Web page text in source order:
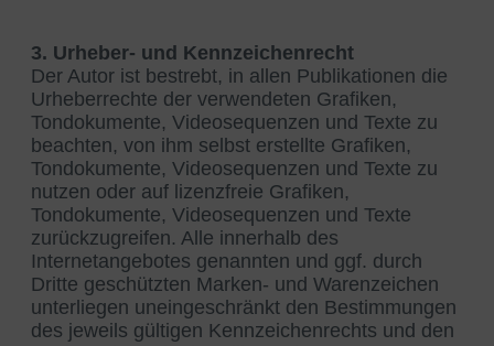
3. Urheber- und Kennzeichenrecht
Der Autor ist bestrebt, in allen Publikationen die
Urheberrechte der verwendeten Grafiken,
Tondokumente, Videosequenzen und Texte zu
beachten, von ihm selbst erstellte Grafiken,
Tondokumente, Videosequenzen und Texte zu
nutzen oder auf lizenzfreie Grafiken,
Tondokumente, Videosequenzen und Texte
zurückzugreifen. Alle innerhalb des
Internetangebotes genannten und ggf. durch
Dritte geschützten Marken- und Warenzeichen
unterliegen uneingeschränkt den Bestimmungen
des jeweils gültigen Kennzeichenrechts und den